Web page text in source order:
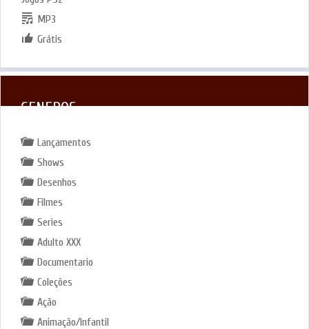
MP3
Grátis
GENEROS
Lançamentos
Shows
Desenhos
Filmes
Series
Adulto XXX
Documentario
Coleções
Ação
Animação/Infantil